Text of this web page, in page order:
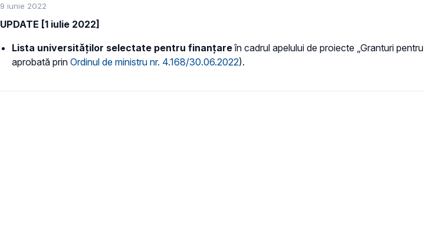
9 iunie 2022
UPDATE [1 iulie 2022]
Lista universităților selectate pentru finanțareîn cadrul apelului de proiecte „Granturi
aprobată prin Ordinul de ministru nr. 4.168/30.06.2022).